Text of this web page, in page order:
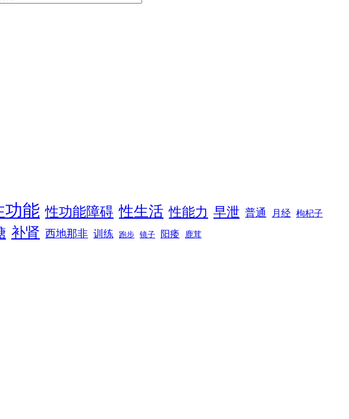
功能 性功能障碍 性生活 性能力 早泄 普通 月经 枸杞子
补肾 西地那非 训练 跑步 镜子 阳痿 鹿茸